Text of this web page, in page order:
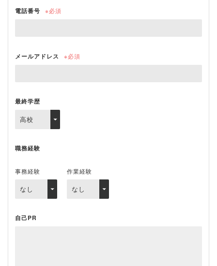
電話番号 ※必須
メールアドレス ※必須
最終学歴
職務経験
事務経験 作業経験
自己PR